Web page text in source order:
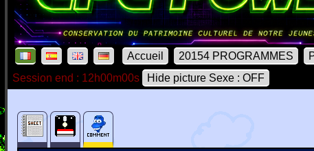
Accueil 20154 PROGRAMMES
Session end : 12h00m00s
Hide picture Sexe : OFF